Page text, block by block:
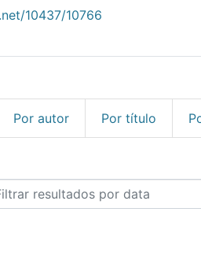
10437/10766
Por autor Por título